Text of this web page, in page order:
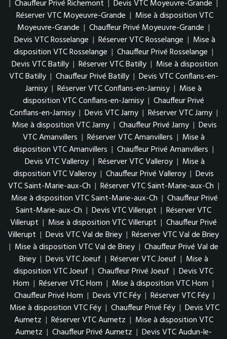
| Chauffeur Privé Richemont | Devis VTC Moyeuvre-Grande |
Réserver VTC Moyeuvre-Grande | Mise à disposition VTC
Moyeuvre-Grande | Chauffeur Privé Moyeuvre-Grande |
Devis VTC Rosselange | Réserver VTC Rosselange | Mise à
disposition VTC Rosselange | Chauffeur Privé Rosselange |
Devis VTC Batilly | Réserver VTC Batilly | Mise à disposition
VTC Batilly | Chauffeur Privé Batilly | Devis VTC Conflans-en-
Jarnisy | Réserver VTC Conflans-en-Jarnisy | Mise à
disposition VTC Conflans-en-Jarnisy | Chauffeur Privé
Conflans-en-Jarnisy | Devis VTC Jarny | Réserver VTC Jarny |
Mise à disposition VTC Jarny | Chauffeur Privé Jarny | Devis
VTC Amanvillers | Réserver VTC Amanvillers | Mise à
disposition VTC Amanvillers | Chauffeur Privé Amanvillers |
Devis VTC Valleroy | Réserver VTC Valleroy | Mise à
disposition VTC Valleroy | Chauffeur Privé Valleroy | Devis
VTC Saint-Marie-aux-Ch | Réserver VTC Saint-Marie-aux-Ch |
Mise à disposition VTC Saint-Marie-aux-Ch | Chauffeur Privé
Saint-Marie-aux-Ch | Devis VTC Villerupt | Réserver VTC
Villerupt | Mise à disposition VTC Villerupt | Chauffeur Privé
Villerupt | Devis VTC Val de Briey | Réserver VTC Val de Briey
| Mise à disposition VTC Val de Briey | Chauffeur Privé Val de
Briey | Devis VTC Joeuf | Réserver VTC Joeuf | Mise à
disposition VTC Joeuf | Chauffeur Privé Joeuf | Devis VTC
Hom | Réserver VTC Hom | Mise à disposition VTC Hom |
Chauffeur Privé Hom | Devis VTC Féy | Réserver VTC Féy |
Mise à disposition VTC Féy | Chauffeur Privé Féy | Devis VTC
Aumetz | Réserver VTC Aumetz | Mise à disposition VTC
Aumetz | Chauffeur Privé Aumetz | Devis VTC Audun-le-